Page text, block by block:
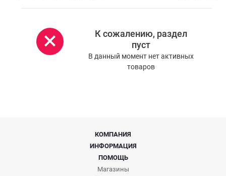
К сожалению, раздел
пуст
В данный момент нет активных
товаров
КОМПАНИЯ
ИНФОРМАЦИЯ
ПОМОЩЬ
Магазины